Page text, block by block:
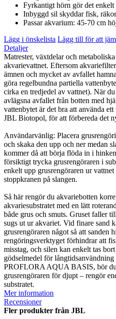
Fyrkantigt hörn gör det
Inbyggd sil skyddar fisk,
Passar akvarium: 45-70 cm
Lägg i önskelista Lägg till för att
Detaljer
Matrester, växtdelar och
akvarievattnet. Eftersom
ämnen och mycket av avfallet
göra regelbundna partiella
cirka en tredjedel av vattnet). När
avlägsna avfallet från botten med
vattenbytet är det bra att använda
JBL Biotopol, för att förbereda det
Användarvänlig: Placera
och skaka den upp och ner medan
kommer då att börja flöda in i
försiktigt trycka grusrengöraren i
enkelt upp grusrengöraren ur
stoppkranen på slangen.
Så här rengör du akvariebotten
akvariesubstratet med en lätt
både grus och smuts. Gruset faller
sugs ut ur akvariet. Vid finare sand
grusrengöraren något så att sanden
rengöringsverktyget förhindrar att
misstag, och silen kan enkelt tas
gödselmedel för
PROFLORA AQUA BASIS, bör
grusrengöraren för djupt – rengör
substratet.
Mer information
Recensioner
Fler produkter från JBL